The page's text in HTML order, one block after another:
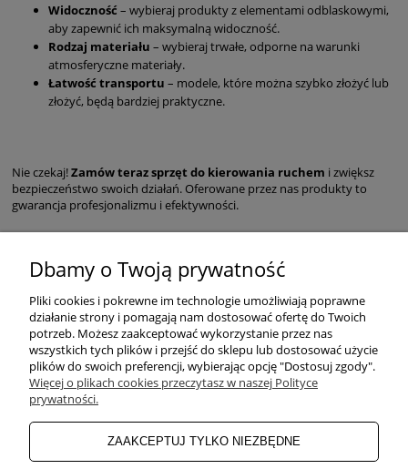
Widoczność – wybieraj produkty z elementami odblaskowymi,
aby zapewnić ich maksymalną widoczność.
Rodzaj materiału – wybieraj trwałe, odporne na warunki
atmosferyczne materiały.
Łatwość transportu – modele, które można szybko złożyć lub
złożyć, będą bardziej praktyczne.
Nie czekaj!Zamów teraz sprzęt do kierowania ruchem i zwiększ
bezpieczeństwo swoich działań. Oferowane przez nas produkty to
gwarancja profesjonalizmu i efektywności.
POMOC
ZAKUPY
MOJE KONTO
Dbamy o Twoją prywatność
Pliki cookies i pokrewne im technologie umożliwiają poprawne
działanie strony i pomagają nam dostosować ofertę do Twoich
potrzeb. Możesz zaakceptować wykorzystanie przez nas
wszystkich tych plików i przejść do sklepu lub dostosować użycie
plików do swoich preferencji, wybierając opcję "Dostosuj zgody".
Więcej o plikach cookies przeczytasz w naszej Polityce
prywatności.
ZAAKCEPTUJ TYLKO NIEZBĘDNE